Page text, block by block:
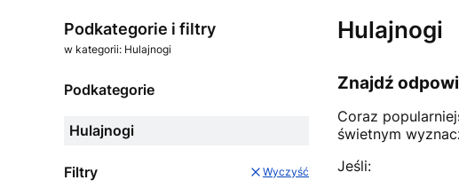
Podkategorie i filtry
w kategorii: Hulajnogi
Podkategorie
Hulajnogi
Filtry Wyczyść
Hulajnogi
Znajdź
Coraz
świetnym
Jeśli: